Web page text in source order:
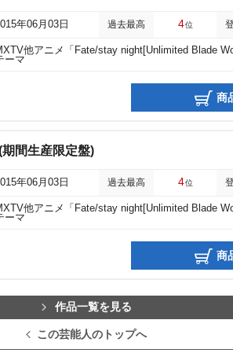
年06月03日 過去最高 4位
他アニメ「Fate/stay night[Unlimited Blade
ーマ
商
間生産限定盤)
年06月03日 過去最高 4位
他アニメ「Fate/stay night[Unlimited Blade
ーマ
商
作品一覧を見る
この芸能人のトップへ